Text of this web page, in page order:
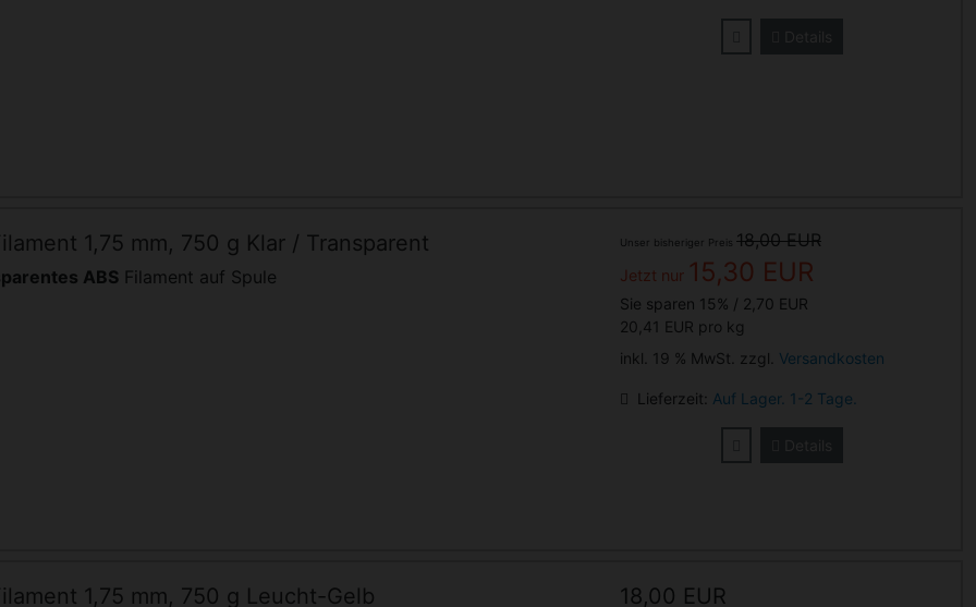
1,75 mm, 750 g Klar / Transparent
ABS Filament auf Spule
Unser bisheriger Preis 18,00 EUR
Jetzt nur 15,30 EUR
Sie sparen 15% / 2,70 EUR
20,41 EUR pro kg
inkl. 19 % MwSt. zzgl. Versandkosten
Lieferzeit: Auf Lager. 1-2 Tage.
1,75 mm, 750 g Leucht-Gelb 18,00 EUR